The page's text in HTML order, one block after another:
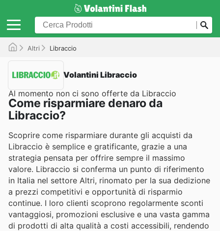
Altri Libraccio
Volantini Libraccio
Al momento non ci sono offerte da Libraccio
Come risparmiare denaro da
Libraccio?
Scoprire come risparmiare durante gli acquisti da
Libraccio è semplice e gratificante, grazie a una
strategia pensata per offrire sempre il massimo
valore. Libraccio si conferma un punto di riferimento
in Italia nel settore Altri, rinomato per la sua dedizione
a prezzi competitivi e opportunità di risparmio
continue. I loro clienti scoprono regolarmente sconti
vantaggiosi, promozioni esclusive e una vasta gamma
di prodotti di alta qualità a costi accessibili, rendendo